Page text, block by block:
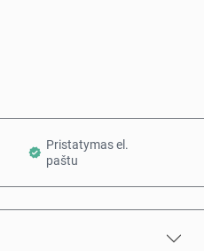
Pristatymas el.
paštu